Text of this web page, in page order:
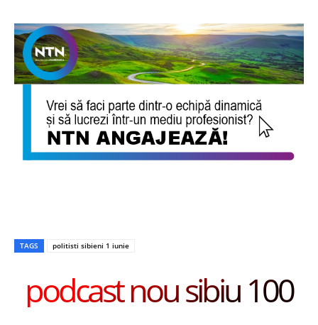
TAGS politisti sibieni 1 iunie
podcast nou sibiu 100